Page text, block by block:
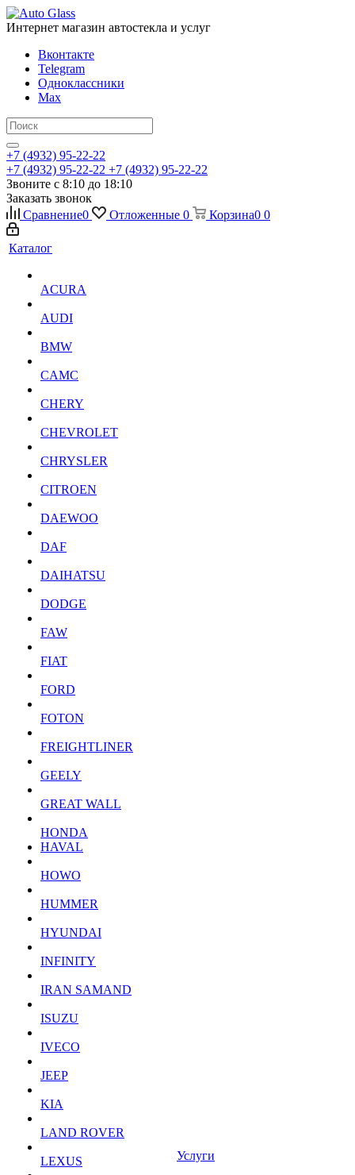
Интернет магазин автостекла и услуг
Вконтакте
Telegram
Одноклассники
Max
+7 (4932) 95-22-22
+7 (4932) 95-22-22 +7 (4932) 95-22-22
Звоните с 8:10 до 18:10
Заказать звонок
Сравнение0 Отложенные 0 Корзина0 0
Каталог
ACURA
AUDI
BMW
CAMC
CHERY
CHEVROLET
CHRYSLER
CITROEN
DAEWOO
DAF
DAIHATSU
DODGE
FAW
FIAT
FORD
FOTON
FREIGHTLINER
GEELY
GREAT WALL
HONDA
HAVAL
HOWO
HUMMER
HYUNDAI
INFINITY
IRAN SAMAND
ISUZU
IVECO
JEEP
KIA
LAND ROVER
LEXUS
Услуги